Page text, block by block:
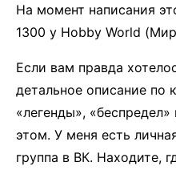
На момент написания
1300 у Hobby World
Если вам правда
детальное описание по
«легенды»,
этом. У меня есть
группа в ВК. Находите,